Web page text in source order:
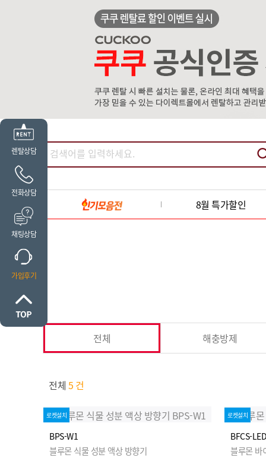
8월 특가할인
전체 해충방제
전체 5 건
로켓설치
BPS-W1
블루몬 식물 성분 액상 방향기
로켓설치
BFCS-LED
블루몬 바
렌탈상담
전화상담
채팅상담
가입후기